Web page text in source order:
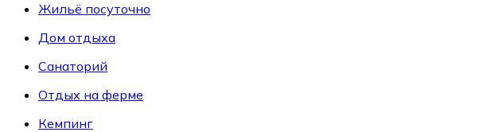
Жильё посуточно
Дом отдыха
Санаторий
Отдых на ферме
Кемпинг